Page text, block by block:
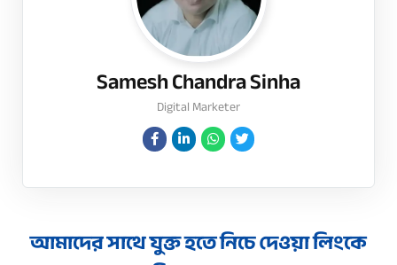
Samesh Chandra Sinha
Digital Marketer
আমাদের সাথে যুক্ত হতে নিচে দেওয়া লিংকে